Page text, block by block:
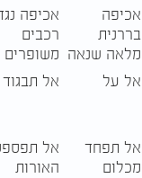
אכיפה
בררנית
מלאה שנאה
אכיפה
רכבים
משופרים
אל על אל תבגוד
אל תפחד
מכלום
אל
האורות